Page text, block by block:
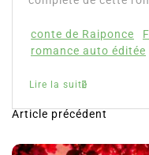
conte de Raiponce
romance auto éditée
Lire la suite
N
a
Article précédent